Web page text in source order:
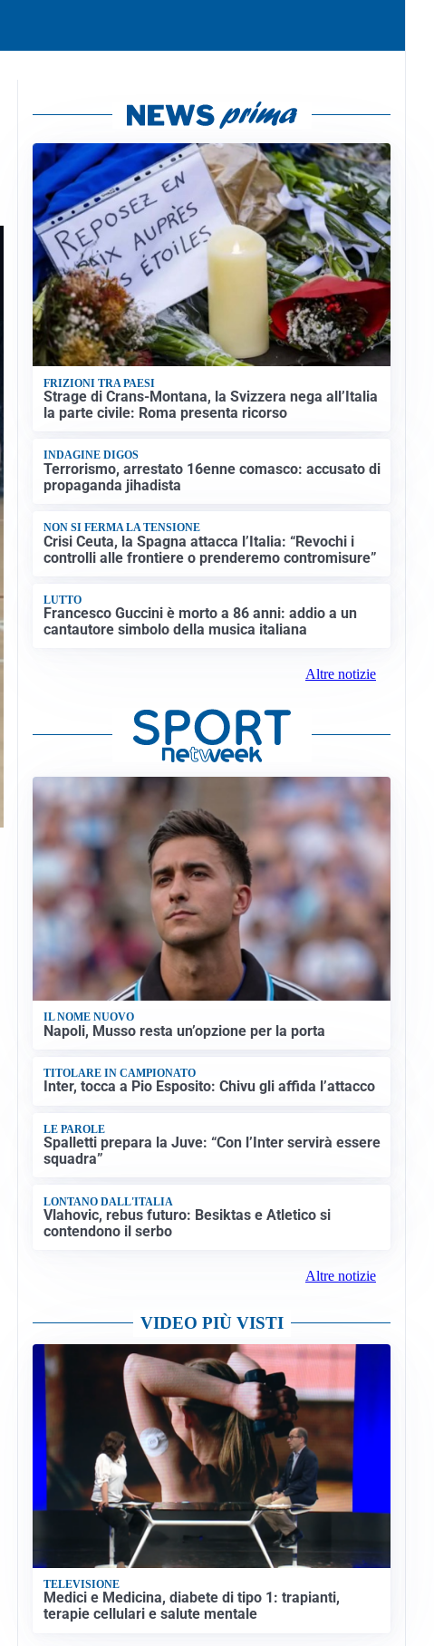
FRIZIONI TRA PAESI
Strage di Crans-Montana, la Svizzera nega all’Italia
la parte civile: Roma presenta ricorso
INDAGINE DIGOS
Terrorismo, arrestato 16enne comasco: accusato di
propaganda jihadista
NON SI FERMA LA TENSIONE
Crisi Ceuta, la Spagna attacca l’Italia: “Revochi i
controlli alle frontiere o prenderemo contromisure”
LUTTO
Francesco Guccini è morto a 86 anni: addio a un
cantautore simbolo della musica italiana
Altre notizie
IL NOME NUOVO
Napoli, Musso resta un’opzione per la porta
TITOLARE IN CAMPIONATO
Inter, tocca a Pio Esposito: Chivu gli affida l’attacco
LE PAROLE
Spalletti prepara la Juve: “Con l’Inter servirà essere
squadra”
LONTANO DALL'ITALIA
Vlahovic, rebus futuro: Besiktas e Atletico si
contendono il serbo
Altre notizie
VIDEO PIÙ VISTI
TELEVISIONE
Medici e Medicina, diabete di tipo 1: trapianti,
terapie cellulari e salute mentale